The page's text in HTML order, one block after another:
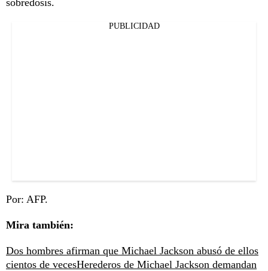
PUBLICIDAD
Por: AFP.
Mira también:
Dos hombres afirman que Michael Jackson abusó de ellos
cientos de vecesHerederos de Michael Jackson demandan